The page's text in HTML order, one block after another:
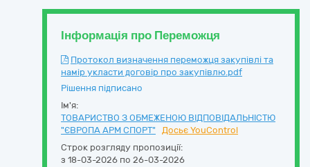
Інформація про Переможця
Протокол визначення переможця закупівлі та
намір укласти договір про закупівлю.pdf
Рішення підписано
Ім'я:
ТОВАРИСТВО З ОБМЕЖЕНОЮ ВІДПОВІДАЛЬНІСТЮ
"ЄВРОПА АРМ СПОРТ"
Досьє YouControl
Строк розгляду пропозиції:
з 18-03-2026 по 26-03-2026